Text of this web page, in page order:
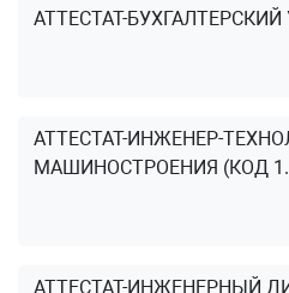
АТТЕСТАТ-БУХГАЛТЕРСКИЙ
АТТЕСТАТ-ИНЖЕНЕР-
МАШИНОСТРОЕНИЯ (КОД
АТТЕСТАТ-ИНЖЕНЕРНЫЙ